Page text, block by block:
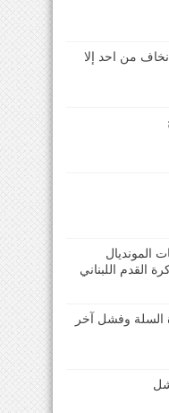
من احد إلا
المونديال
القدم اللبناني
السلة وفشل آخر